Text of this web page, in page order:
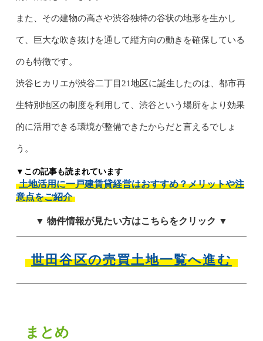
また、その建物の高さや渋谷独特の谷状の地形を生かし
て、巨大な吹き抜けを通して縦方向の動きを確保している
のも特徴です。
渋谷ヒカリエが渋谷二丁目21地区に誕生したのは、都市再
生特別地区の制度を利用して、渋谷という場所をより効果
的に活用できる環境が整備できたからだと言えるでしょ
う。
▼この記事も読まれています
土地活用に一戸建賃貸経営はおすすめ？メリットや注
意点をご紹介
▼ 物件情報が見たい方はこちらをクリック ▼
世田谷区の売買土地一覧へ進む
まとめ